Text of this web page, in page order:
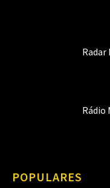
Radar
Rádio
POPULARES